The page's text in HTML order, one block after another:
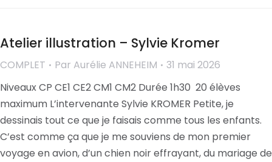
Atelier illustration – Sylvie Kromer
COMPLET Par Aurélie ANNEHEIM
31 mai 2026
Niveaux CP CE1 CE2 CM1 CM2 Durée 1h30 20 élèves
maximum L’intervenante Sylvie KROMER Petite, je
dessinais tout ce que je faisais comme tous les enfants.
C’est comme ça que je me souviens de mon premier
voyage en avion, d’un chien noir effrayant, du mariage de